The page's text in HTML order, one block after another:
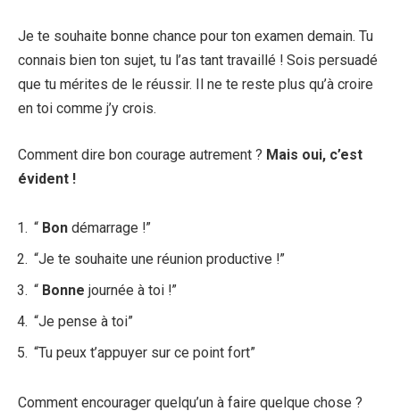
Je te souhaite bonne chance pour ton examen demain. Tu
connais bien ton sujet, tu l’as tant travaillé ! Sois persuadé
que tu mérites de le réussir. Il ne te reste plus qu’à croire
en toi comme j’y crois.
Comment dire bon courage autrement ? Mais oui, c’est
évident !
“ Bon démarrage !”
“Je te souhaite une réunion productive !”
“ Bonne journée à toi !”
“Je pense à toi”
“Tu peux t’appuyer sur ce point fort”
Comment encourager quelqu’un à faire quelque chose ?